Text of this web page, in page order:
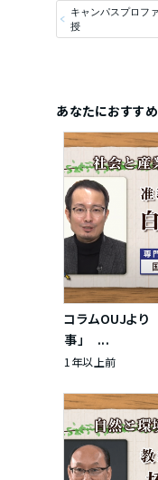
キャンパスプロ
授
あなたにおすす
コラムOUJより
事」 ...
1年以上前